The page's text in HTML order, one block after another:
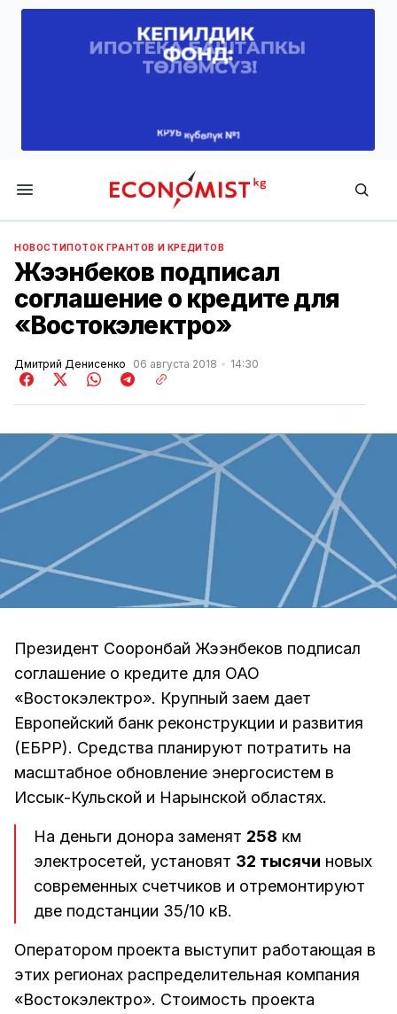
Economist.kg
НОВОСТИПОТОК ГРАНТОВ И КРЕДИТОВ
Жээнбеков подписал
соглашение о кредите для
«Востокэлектро»
Дмитрий Денисенко 06 августа 2018 14:30
Президент Сооронбай Жээнбеков подписал
соглашение о кредите для ОАО
«Востокэлектро». Крупный заем дает
Европейский банк реконструкции и развития
(ЕБРР). Средства планируют потратить на
масштабное обновление энергосистем в
Иссык-Кульской и Нарынской областях.
На деньги донора заменят 258 км
электросетей, установят 32 тысячи новых
современных счетчиков и отремонтируют
две подстанции 35/10 кВ.
Оператором проекта выступит работающая в
этих регионах распределительная компания
«Востокэлектро». Стоимость проекта